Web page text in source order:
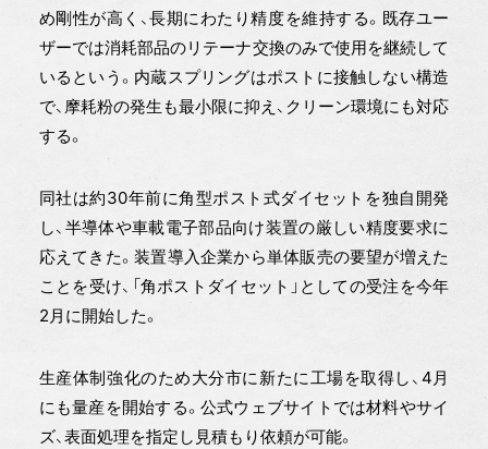
め剛性が高く、長期にわたり精度を維持する。既存ユー
ザーでは消耗部品のリテーナ交換のみで使用を継続して
いるという。内蔵スプリングはポストに接触しない構造
で、摩耗粉の発生も最小限に抑え、クリーン環境にも対応
する。
同社は約30年前に角型ポスト式ダイセットを独自開発
し、半導体や車載電子部品向け装置の厳しい精度要求に
応えてきた。装置導入企業から単体販売の要望が増えた
ことを受け、「角ポストダイセット」としての受注を今年
2月に開始した。
生産体制強化のため大分市に新たに工場を取得し、4月
にも量産を開始する。公式ウェブサイトでは材料やサイ
ズ、表面処理を指定し見積もり依頼が可能。